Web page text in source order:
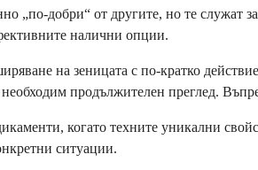
„по-добри“ от другите, но те
налични опции.
на зеницата с по-кратко
продължителен преглед.
когато техните уникални
ситуации.